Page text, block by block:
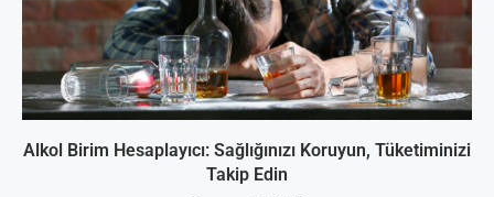
Alkol Birim Hesaplayıcı: Sağlığınızı Koruyun, Tüketiminizi
Takip Edin